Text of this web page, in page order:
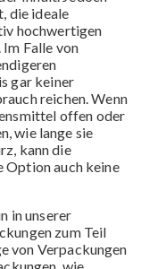
die ideale
hochwertigen
Falle von
gar keiner
reichen. Wenn
offen oder
wie lange sie
kann die
Option auch keine
in unserer
zum Teil
von Verpackungen